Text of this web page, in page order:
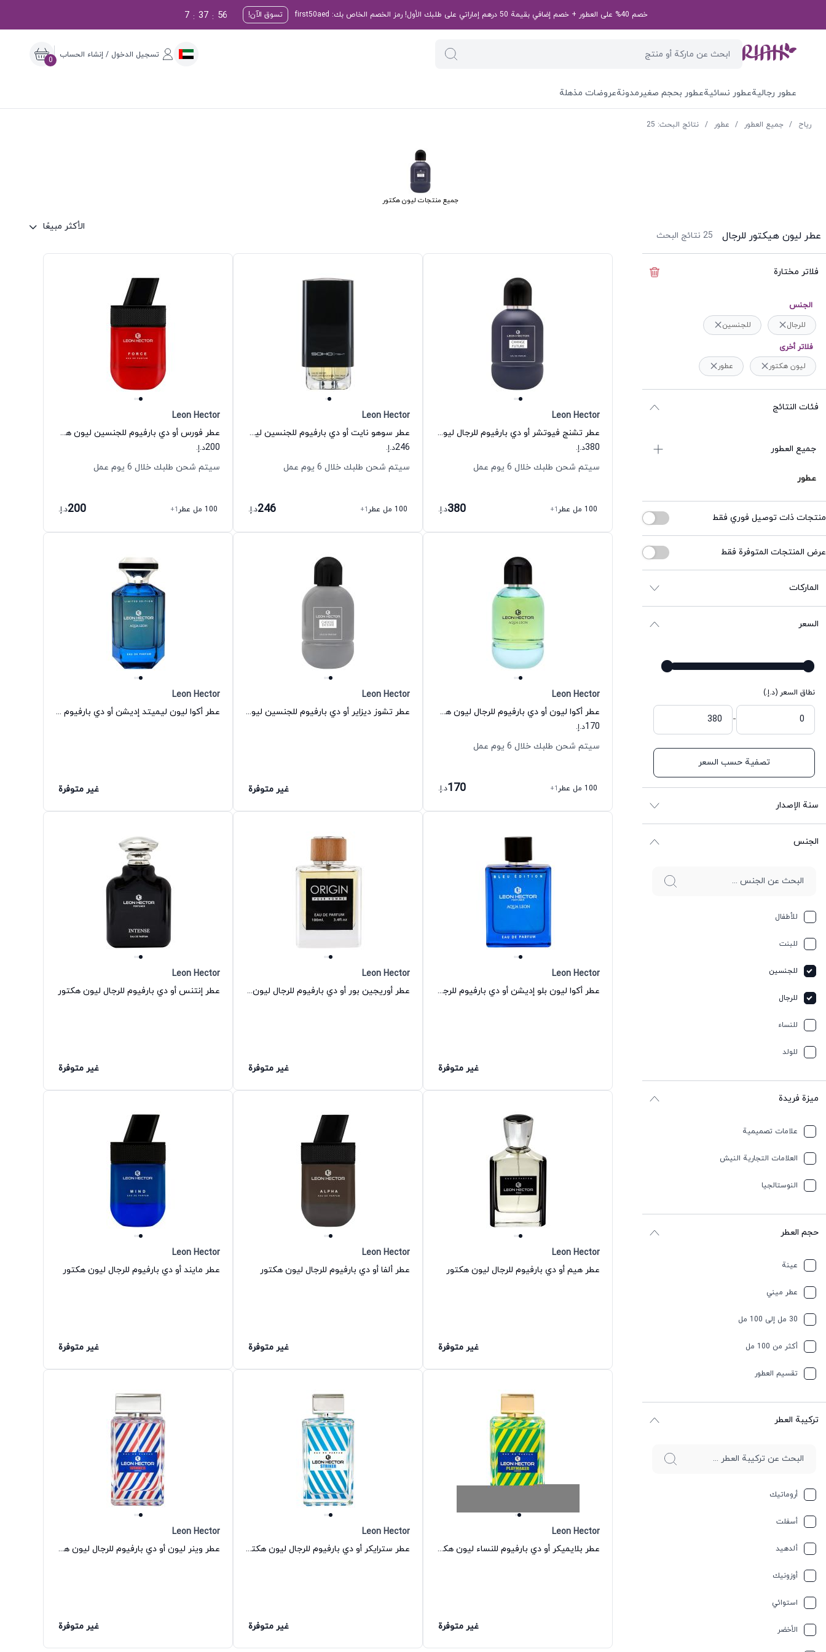
خصم 40% على العطور + خصم إضافي بقيمة 50 درهم إماراتي على طلبك الأول! رمز الخصم الخاص بك: first50aed تسوق الآن! 55
:
37
:
7
تسجيل الدخول / إنشاء الحساب
0
عطور رجاليةعطور نسائيةعطور بحجم صغيرمدونةعروضات مذهلة
ریاح / جميع العطور / عطور / نتائج البحث: 25
جميع منتجات ليون هكتور
عطر ليون هيكتور للرجال 25 نتائج البحث
الأكثر مبيعًا
فلاتر مختارة
الجنس
للرجال للجنسين
فلاتر أخرى
ليون هكتور عطور
فئات النتائج
جميع العطور
عطور
منتجات ذات توصيل فوري فقط
عرض المنتجات المتوفرة فقط
الماركات
السعر
نطاق السعر (د.إ.)
-
تصفية حسب السعر
سنة الإصدار
الجنس
للأطفال
للبنت
للجنسين
للرجال
للنساء
للولد
ميزة فريدة
علامات تصميمية
العلامات التجارية النيش
النوستالجيا
حجم العطر
عينة
عطر ميني
30 مل إلى 100 مل
أكثر من 100 مل
تقسیم العطور
ترکیبة العطر
أروماتيك
أسفلت
ألدهيد
أوزونيك
استوائي
الأخضر
Leon Hector
عطر تشنج فيوتشر أو دي بارفيوم للرجال ليون هكتور
380د.إ.
سيتم شحن طلبك خلال 6 يوم عمل
100 مل عطر +1
380د.إ.
Leon Hector
عطر سوهو نايت أو دي بارفيوم للجنسين ليون هكتور
246د.إ.
سيتم شحن طلبك خلال 6 يوم عمل
100 مل عطر +1
246د.إ.
Leon Hector
عطر فورس أو دي بارفيوم للجنسين ليون هكتور
200د.إ.
سيتم شحن طلبك خلال 6 يوم عمل
100 مل عطر +1
200د.إ.
Leon Hector
عطر أكوا ليون أو دي بارفيوم للرجال ليون هكتور
170د.إ.
سيتم شحن طلبك خلال 6 يوم عمل
100 مل عطر +1
170د.إ.
Leon Hector
عطر تشوز ديزاير أو دي بارفيوم للجنسين ليون هكتور
غير متوفرة
Leon Hector
عطر أكوا ليون ليميتد إديشن أو دي بارفيوم للرجال ليون هكتور
غير متوفرة
Leon Hector
عطر أكوا ليون بلو إديشن أو دي بارفيوم للرجال ليون هكتور
غير متوفرة
Leon Hector
عطر أوريجين بور أو دي بارفيوم للرجال ليون هكتور
غير متوفرة
Leon Hector
عطر إنتنس أو دي بارفيوم للرجال ليون هكتور
غير متوفرة
Leon Hector
عطر هيم أو دي بارفيوم للرجال ليون هكتور
غير متوفرة
Leon Hector
عطر ألفا أو دي بارفيوم للرجال ليون هكتور
غير متوفرة
Leon Hector
عطر مايند أو دي بارفيوم للرجال ليون هكتور
غير متوفرة
Leon Hector
عطر بلايميكر أو دي بارفيوم للنساء ليون هكتور
غير متوفرة
Leon Hector
عطر سترايكر أو دي بارفيوم للرجال ليون هكتور
غير متوفرة
Leon Hector
عطر وينر ليون أو دي بارفيوم للرجال ليون هكتور
غير متوفرة